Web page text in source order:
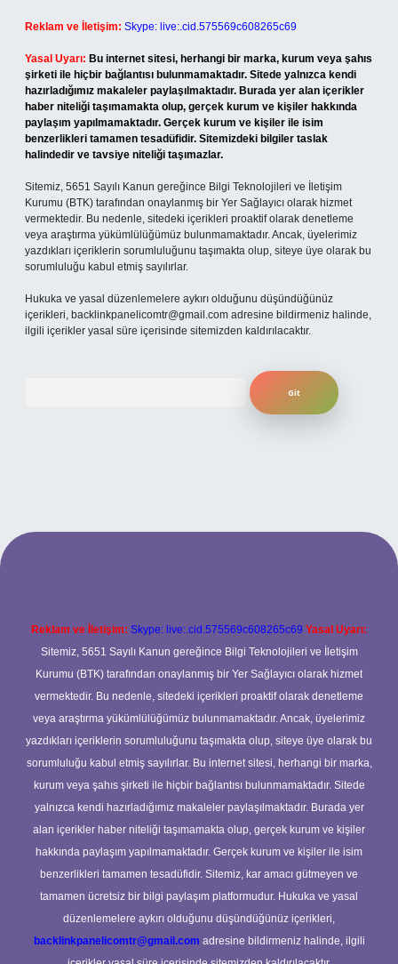
Reklam ve İletişim: Skype: live:.cid.575569c608265c69
Yasal Uyarı: Bu internet sitesi, herhangi bir marka, kurum veya şahıs
şirketi ile hiçbir bağlantısı bulunmamaktadır. Sitede yalnızca kendi
hazırladığımız makaleler paylaşılmaktadır. Burada yer alan içerikler
haber niteliği taşımamakta olup, gerçek kurum ve kişiler hakkında
paylaşım yapılmamaktadır. Gerçek kurum ve kişiler ile isim
benzerlikleri tamamen tesadüfidir. Sitemizdeki bilgiler taslak
halindedir ve tavsiye niteliği taşımazlar.
Sitemiz, 5651 Sayılı Kanun gereğince Bilgi Teknolojileri ve İletişim
Kurumu (BTK) tarafından onaylanmış bir Yer Sağlayıcı olarak hizmet
vermektedir. Bu nedenle, sitedeki içerikleri proaktif olarak denetleme
veya araştırma yükümlülüğümüz bulunmamaktadır. Ancak, üyelerimiz
yazdıkları içeriklerin sorumluluğunu taşımakta olup, siteye üye olarak bu
sorumluluğu kabul etmiş sayılırlar.
Hukuka ve yasal düzenlemelere aykırı olduğunu düşündüğünüz
içerikleri, backlinkpanelicomtr@gmail.com adresine bildirmeniz halinde,
ilgili içerikler yasal süre içerisinde sitemizden kaldırılacaktır.
Reklam ve İletişim: Skype: live:.cid.575569c608265c69 Yasal Uyarı:
Sitemiz, 5651 Sayılı Kanun gereğince Bilgi Teknolojileri ve İletişim
Kurumu (BTK) tarafından onaylanmış bir Yer Sağlayıcı olarak hizmet
vermektedir. Bu nedenle, sitedeki içerikleri proaktif olarak denetleme
veya araştırma yükümlülüğümüz bulunmamaktadır. Ancak, üyelerimiz
yazdıkları içeriklerin sorumluluğunu taşımakta olup, siteye üye olarak bu
sorumluluğu kabul etmiş sayılırlar. Bu internet sitesi, herhangi bir marka,
kurum veya şahıs şirketi ile hiçbir bağlantısı bulunmamaktadır. Sitede
yalnızca kendi hazırladığımız makaleler paylaşılmaktadır. Burada yer
alan içerikler haber niteliği taşımamakta olup, gerçek kurum ve kişiler
hakkında paylaşım yapılmamaktadır. Gerçek kurum ve kişiler ile isim
benzerlikleri tamamen tesadüfidir. Sitemiz, kar amacı gütmeyen ve
tamamen ücretsiz bir bilgi paylaşım platformudur. Hukuka ve yasal
düzenlemelere aykırı olduğunu düşündüğünüz içerikleri,
backlinkpanelicomtr@gmail.com adresine bildirmeniz halinde, ilgili